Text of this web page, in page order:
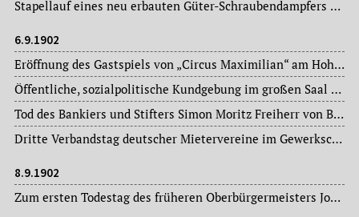
Stapellauf eines neu erbauten Güter-Schraubendampfers auf der Carl Leux’schen Schiffswerft bei Niederrad.
6.9.1902
Eröffnung des Gastspiels von „Circus Maximilian“ am Hohenzollernplatz.
Öffentliche, sozialpolitische Kundgebung im großen Saal des Gewerkschaftshauses, veranstaltet vom „Verein Reichs-Wohnungsgesetz“ und dem „Verband Deutscher Mietervereine“. Vorträge über die Reform des Wohnungswesens halten Adolf Damaschke (Berlin) und der Frankfurter Stadtverordnete Dr. Heinrich Roessler (1845-1924).
Tod des Bankiers und Stifters Simon Moritz Freiherr von Bethmann (1844-1902), ab 1869 Teilhaber des Bankhauses „Gebrüder Bethmann“, Förderer des Frankfurter Vereins- und Stiftungswesens, 1902 Stifter des „Goldenen Buches der Stadt Frankfurt am Main“.
Dritte Verbandstag deutscher Mietervereine im Gewerkschaftshaus.
8.9.1902
Zum ersten Todestag des früheren Oberbürgermeisters Johannes Miquel (1828-1901) lässt die Stadtverwaltung das Ehrengrab auf dem Hauptfriedhof festlich schmücken.